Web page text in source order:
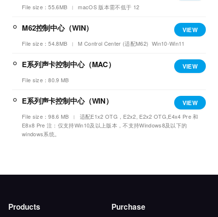
File size：55.6MB macOS 版本需不低于 12
VIEW
M62控制中心（WIN）
File size：54.8MB M Control Center (适配M62) Win10-Win11
VIEW
E系列声卡控制中心（MAC）
File size：80.9 MB
VIEW
E系列声卡控制中心（WIN）
File size：98.6 MB
适配E1x2 OTG，E2x2, E2x2 OTG,E4x4 Pre 和
E8x8 Pre 注：仅支持Win10及以上版本，不支持Windows8及以下的
windows系统。
Products Purchase